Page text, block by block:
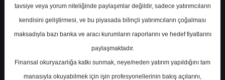
Teknik Tavsiye: BIMAS- AL
S.No Dosya Adı İndir
tavsiye veya yorum niteliğinde paylaşımlar değildir, sadece yatırımcıların
kendisini geliştirmesi, ve bu piyasada bilinçli yatırımcıların çoğalması
maksadıyla bazı banka ve aracı kurumların raporlarını ve hedef fiyatlarını
paylaşmaktadır.
Finansal okuryazarlığa katkı sunmak, neye/neden yatırım yapıldığını tam
manasıyla okuyabilmek için işin profesyonellerinin bakış açılarını,